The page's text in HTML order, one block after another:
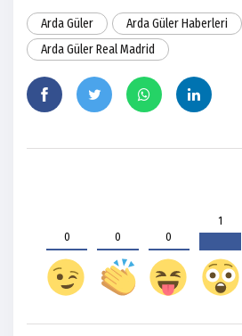
Arda Güler
Arda Güler Haberleri
Arda Güler Real Madrid
0 0 0
1